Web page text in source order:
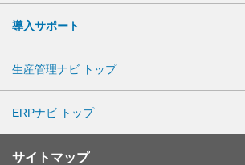
導入サポート
生産管理ナビ トップ
ERPナビ トップ
サイトマップ